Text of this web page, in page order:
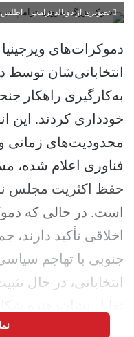
تصویری از دونالد ترامپ _ اطلس
دموکرات‌های
انتخاباتی‌شان توسط
به‌کارگیری راهکار
خودداری کردند. این
محدودیت‌های
فناوری اعلام شده،
حفظ اکثریت مجلس
است. در حالی که
اخلاقی تأکید دارند،
جنوبی با تهاجم
انتخاباتی، در حال
است که می‌تواند به